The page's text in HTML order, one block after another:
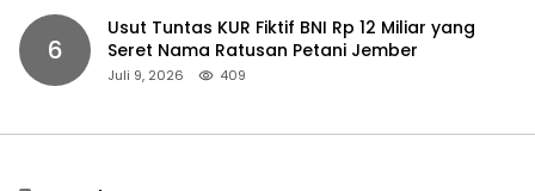
6
Usut Tuntas KUR Fiktif BNI Rp 12 Miliar yang
Seret Nama Ratusan Petani Jember
Juli 9, 2026 409